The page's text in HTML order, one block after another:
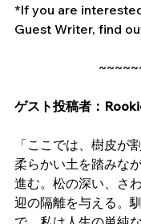
*If you are
Guest Writer, find
ゲスト投稿者：
「ここでは、樹皮が
柔らかい土を踏みな
進む。松の深い、さ
迎の隔離を与える。